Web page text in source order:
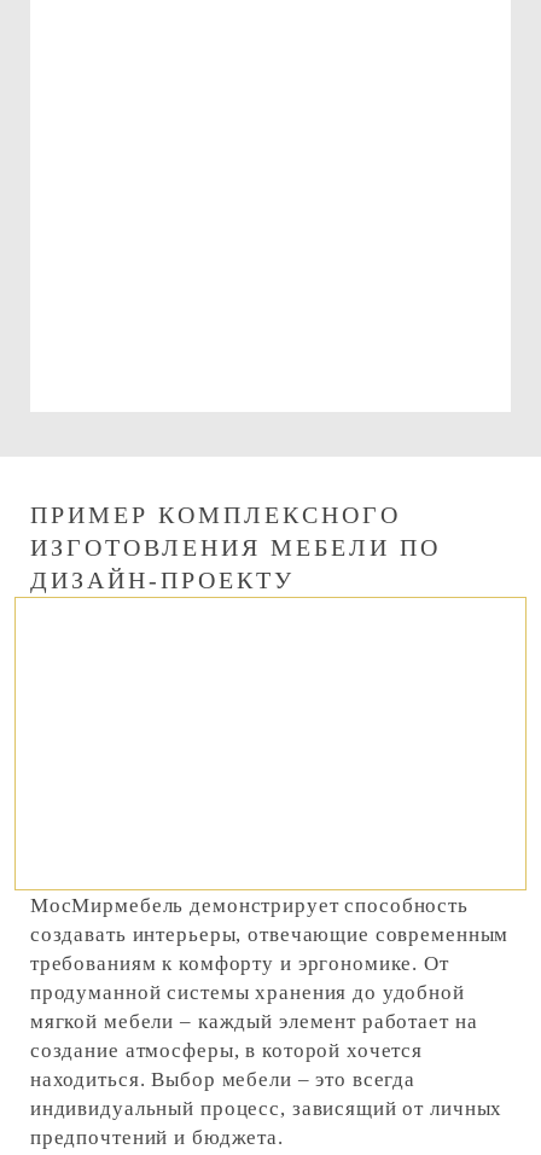
ПРИМЕР КОМПЛЕКСНОГО
ИЗГОТОВЛЕНИЯ МЕБЕЛИ ПО
ДИЗАЙН-ПРОЕКТУ
МосМирмебель демонстрирует способность
создавать интерьеры, отвечающие современным
требованиям к комфорту и эргономике. От
продуманной системы хранения до удобной
мягкой мебели – каждый элемент работает на
создание атмосферы, в которой хочется
находиться. Выбор мебели – это всегда
индивидуальный процесс, зависящий от личных
предпочтений и бюджета.